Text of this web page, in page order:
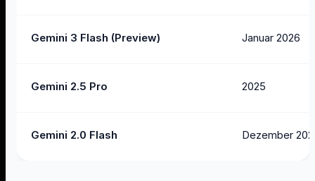
Gemini 3 Flash (Preview) Januar 2026
Gemini 2.5 Pro 2025
Gemini 2.0 Flash Dezember